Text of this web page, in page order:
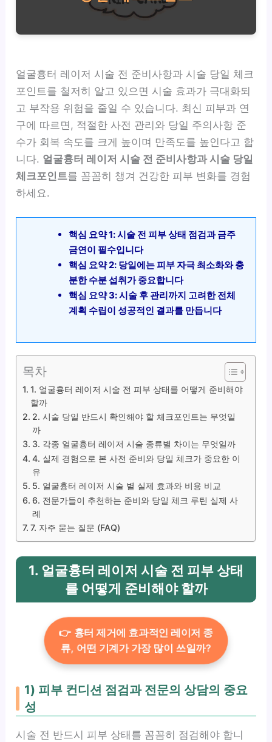
얼굴흉터 레이저 시술 전 준비사항과 시술 당일 체크
포인트를 철저히 알고 있으면 시술 효과가 극대화되
고 부작용 위험을 줄일 수 있습니다. 최신 피부과 연
구에 따르면, 적절한 사전 관리와 당일 주의사항 준
수가 회복 속도를 크게 높이며 만족도를 높인다고 합
니다. 얼굴흉터 레이저 시술 전 준비사항과 시술 당일
체크포인트를 꼼꼼히 챙겨 건강한 피부 변화를 경험
하세요.
핵심 요약 1: 시술 전 피부 상태 점검과 금주
금연이 필수입니다
핵심 요약 2: 당일에는 피부 자극 최소화와 충
분한 수분 섭취가 중요합니다
핵심 요약 3: 시술 후 관리까지 고려한 전체
계획 수립이 성공적인 결과를 만듭니다
목차
1. 얼굴흉터 레이저 시술 전 피부 상태를 어떻게 준비해야
할까
2. 시술 당일 반드시 확인해야 할 체크포인트는 무엇일
까
3. 각종 얼굴흉터 레이저 시술 종류별 차이는 무엇일까
4. 실제 경험으로 본 사전 준비와 당일 체크가 중요한 이
유
5. 얼굴흉터 레이저 시술 별 실제 효과와 비용 비교
6. 전문가들이 추천하는 준비와 당일 체크 루틴 실제 사
례
7. 자주 묻는 질문 (FAQ)
1. 얼굴흉터 레이저 시술 전 피부 상태
를 어떻게 준비해야 할까
👉 흉터 제거에 효과적인 레이저 종
류, 어떤 기계가 가장 많이 쓰일까?
1) 피부 컨디션 점검과 전문의 상담의 중요
성
시술 전 반드시 피부 상태를 꼼꼼히 점검해야 합니